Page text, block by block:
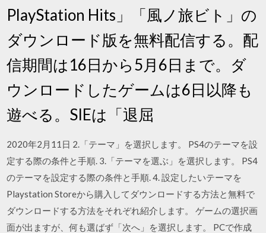
PlayStation Hits」「風ノ旅ビト」の
ダウンロード版を無料配信する。配
信期間は16日から5月6日まで。ダ
ウンロードしたゲームは6日以降も
遊べる。SIEは「退屈
2020年2月11日 2.「テーマ」を選択します。 PS4のテーマを設
定する際の条件と手順. 3.「テーマを選ぶ」を選択します。 PS4
のテーマを設定する際の条件と手順. 4. 設定したいテーマを
Playstation Storeから購入してダウンロードする方法と無料で
ダウンロードする方法をそれぞれ紹介します。 ゲームの選択画
面が出ますが、何も選ばず「次へ」を選択します。 PCで作成